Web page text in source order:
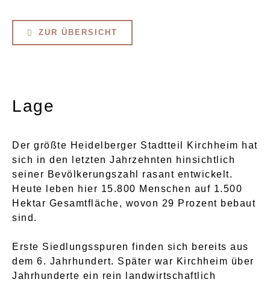
ZUR ÜBERSICHT
Lage
Der größte Heidelberger Stadtteil Kirchheim hat
sich in den letzten Jahrzehnten hinsichtlich
seiner Bevölkerungszahl rasant entwickelt.
Heute leben hier 15.800 Menschen auf 1.500
Hektar Gesamtfläche, wovon 29 Prozent bebaut
sind.
Erste Siedlungsspuren finden sich bereits aus
dem 6. Jahrhundert. Später war Kirchheim über
Jahrhunderte ein rein landwirtschaftlich